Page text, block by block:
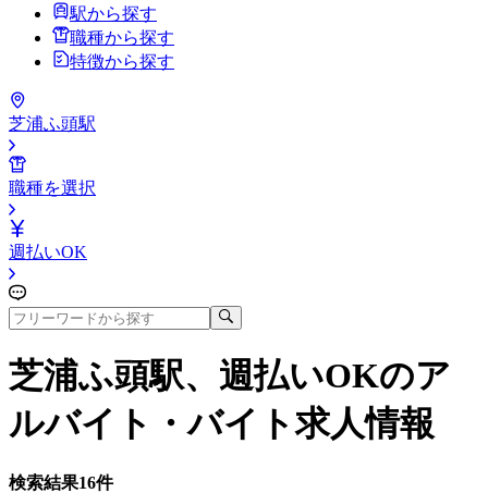
駅から探す
職種から探す
特徴から探す
芝浦ふ頭駅
職種を選択
週払いOK
芝浦ふ頭駅、週払いOKのア
ルバイト・バイト求人情報
検索結果16件